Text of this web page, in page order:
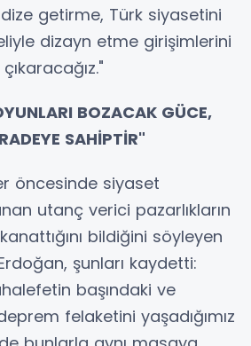
getirme, Türk siyasetini
dizayn etme girişimlerini
BOZACAK GÜCE,
SAHİPTİR"
öncesinde siyaset
utanç verici pazarlıkların
bildiğini söyleyen
şunları kaydetti:
başındaki ve
felaketini yaşadığımız